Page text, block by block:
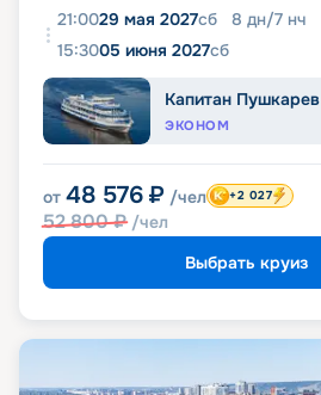
21:0029 мая 2027сб 8 дн/7 нч
15:3005 июня 2027сб
Капитан Пушкарев
ЭКОНОМ
от 48 576 ₽ /чел
52 800₽ /чел
+2 027
Выбрать круиз